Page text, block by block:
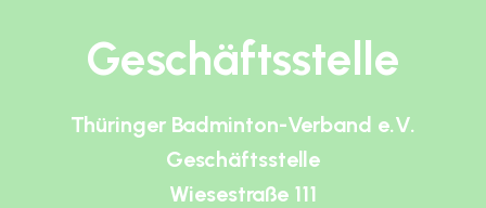
Geschäftsstelle
Thüringer Badminton-Verband e.V.
Geschäftsstelle
Wiesestraße 111